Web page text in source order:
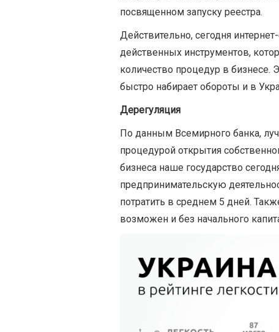
посвященном запуску реестра.
Действительно, сегодня
действенных инструментов,
количество процедур в бизнесе.
быстро набирает обороты и в
Дерегуляция
По данным Всемирного банка,
процедурой открытия
бизнеса наше государство
предпринимательскую
потратить в среднем 5 дней.
возможен и без начального